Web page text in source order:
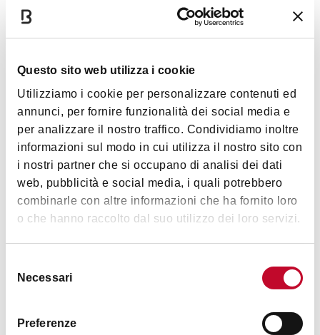
Questo sito web utilizza i cookie
Utilizziamo i cookie per personalizzare contenuti ed
annunci, per fornire funzionalità dei social media e
per analizzare il nostro traffico. Condividiamo inoltre
informazioni sul modo in cui utilizza il nostro sito con
i nostri partner che si occupano di analisi dei dati
web, pubblicità e social media, i quali potrebbero
combinarle con altre informazioni che ha fornito loro
o che hanno raccolto dal suo utilizzo dei loro servizi.
delNecessari
Preferenze
Opzioni gluten free
Specialità
Pesce / Vegetariano / Vegano
Prezzo
€€
Carte accettate
Bancomat, Visa, American Express